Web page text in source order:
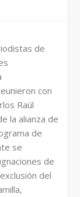
de
con
Raúl
la alianza de
de
se
de
del